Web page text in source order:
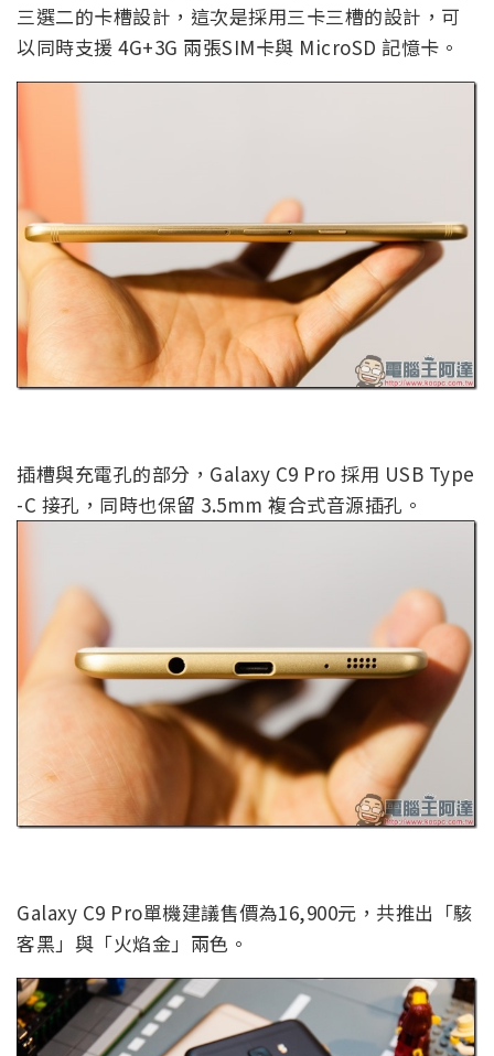
三選二的卡槽設計，這次是採用三卡三槽的設計，可
以同時支援 4G+3G 兩張SIM卡與 MicroSD 記憶卡。
插槽與充電孔的部分，Galaxy C9 Pro 採用 USB Type
-C 接孔，同時也保留 3.5mm 複合式音源插孔。
Galaxy C9 Pro單機建議售價為16,900元，共推出「駭
客黑」與「火焰金」兩色。